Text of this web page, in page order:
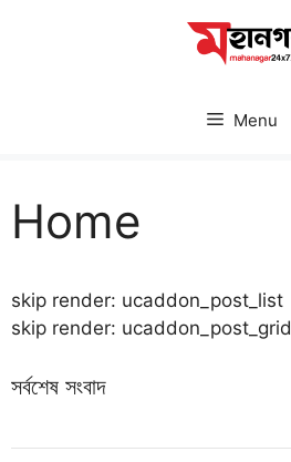
Menu
Home
skip render: ucaddon_post_list
skip render: ucaddon_post_grid
সর্বশেষ সংবাদ